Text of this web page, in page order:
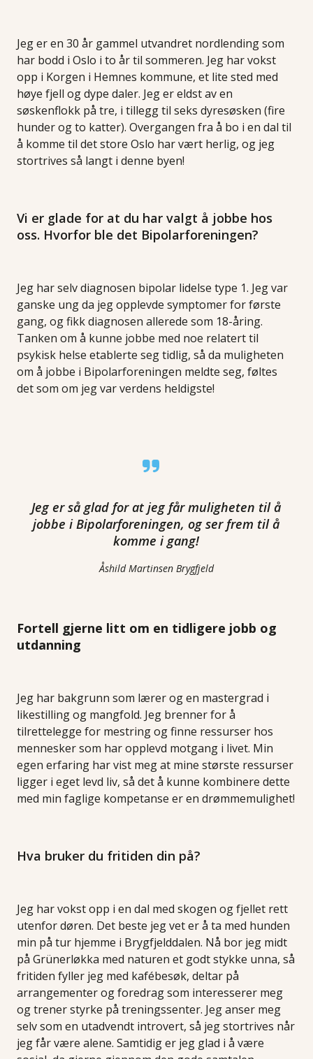
Jeg er en 30 år gammel utvandret nordlending som
har bodd i Oslo i to år til sommeren. Jeg har vokst
opp i Korgen i Hemnes kommune, et lite sted med
høye fjell og dype daler. Jeg er eldst av en
søskenflokk på tre, i tillegg til seks dyresøsken (fire
hunder og to katter). Overgangen fra å bo i en dal til
å komme til det store Oslo har vært herlig, og jeg
stortrives så langt i denne byen!
Vi er glade for at du har valgt å jobbe hos
oss. Hvorfor ble det Bipolarforeningen?
Jeg har selv diagnosen bipolar lidelse type 1. Jeg var
ganske ung da jeg opplevde symptomer for første
gang, og fikk diagnosen allerede som 18-åring.
Tanken om å kunne jobbe med noe relatert til
psykisk helse etablerte seg tidlig, så da muligheten
om å jobbe i Bipolarforeningen meldte seg, føltes
det som om jeg var verdens heldigste!
Jeg er så glad for at jeg får muligheten til å
jobbe i Bipolarforeningen, og ser frem til å
komme i gang!
Åshild Martinsen Brygfjeld
Fortell gjerne litt om en tidligere jobb og
utdanning
Jeg har bakgrunn som lærer og en mastergrad i
likestilling og mangfold. Jeg brenner for å
tilrettelegge for mestring og finne ressurser hos
mennesker som har opplevd motgang i livet. Min
egen erfaring har vist meg at mine største ressurser
ligger i eget levd liv, så det å kunne kombinere dette
med min faglige kompetanse er en drømmemulighet!
Hva bruker du fritiden din på?
Jeg har vokst opp i en dal med skogen og fjellet rett
utenfor døren. Det beste jeg vet er å ta med hunden
min på tur hjemme i Brygfjelddalen. Nå bor jeg midt
på Grünerløkka med naturen et godt stykke unna, så
fritiden fyller jeg med kafébesøk, deltar på
arrangementer og foredrag som interesserer meg
og trener styrke på treningssenter. Jeg anser meg
selv som en utadvendt introvert, så jeg stortrives når
jeg får være alene. Samtidig er jeg glad i å være